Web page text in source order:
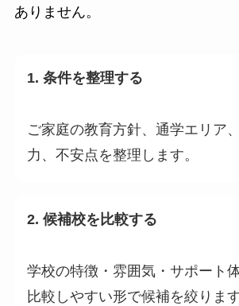
ありません。
1. 条件を整理する
ご家庭の教育方針、通学エリア
力、不安点を整理します。
2. 候補校を比較する
学校の特徴・雰囲気・サポート
比較しやすい形で候補を絞ります